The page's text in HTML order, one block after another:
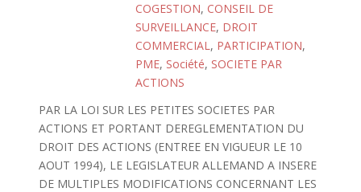
COGESTION, CONSEIL DE
SURVEILLANCE, DROIT
COMMERCIAL, PARTICIPATION,
PME, Société, SOCIETE PAR
ACTIONS
PAR LA LOI SUR LES PETITES SOCIETES PAR
ACTIONS ET PORTANT DEREGLEMENTATION DU
DROIT DES ACTIONS (ENTREE EN VIGUEUR LE 10
AOUT 1994), LE LEGISLATEUR ALLEMAND A INSERE
DE MULTIPLES MODIFICATIONS CONCERNANT LES